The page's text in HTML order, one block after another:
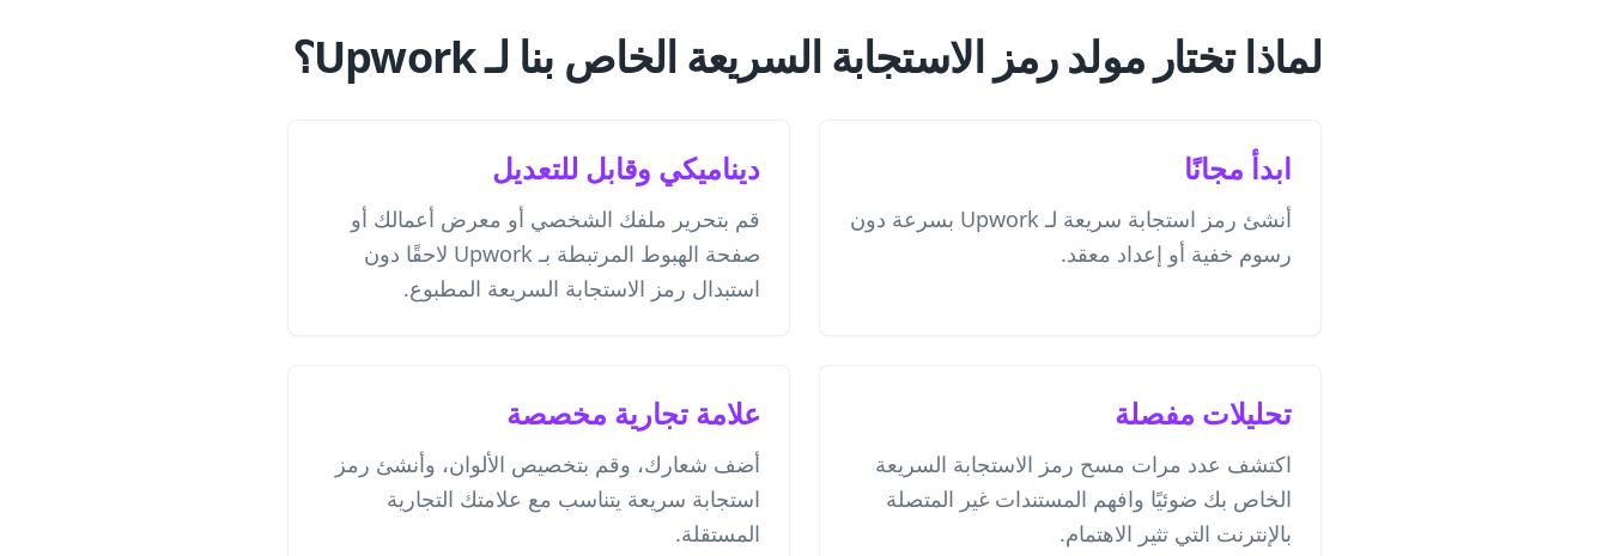
لماذا تختار مولد رمز الاستجابة السريعة الخاص بنا لـ Upwork؟
ابدأ مجانًا
أنشئ رمز استجابة سريعة لـ Upwork بسرعة دون
رسوم خفية أو إعداد معقد.
ديناميكي وقابل للتعديل
قم بتحرير ملفك الشخصي أو معرض أعمالك أو
صفحة الهبوط المرتبطة بـ Upwork لاحقًا دون
استبدال رمز الاستجابة السريعة المطبوع.
تحليلات مفصلة
اكتشف عدد مرات مسح رمز الاستجابة السريعة
الخاص بك ضوئيًا وافهم المستندات غير المتصلة
بالإنترنت التي تثير الاهتمام.
علامة تجارية مخصصة
أضف شعارك، وقم بتخصيص الألوان، وأنشئ رمز
استجابة سريعة يتناسب مع علامتك التجارية
المستقلة.